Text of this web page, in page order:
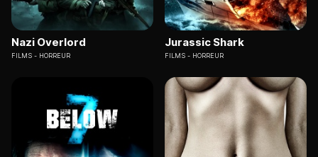
Nazi Overlord
FILMS HORREUR
Jurassic Shark
FILMS HORREUR